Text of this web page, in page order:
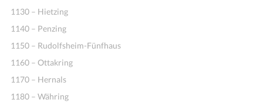
1130 – Hietzing
1140 – Penzing
1150 – Rudolfsheim-Fünfhaus
1160 – Ottakring
1170 – Hernals
1180 – Währing